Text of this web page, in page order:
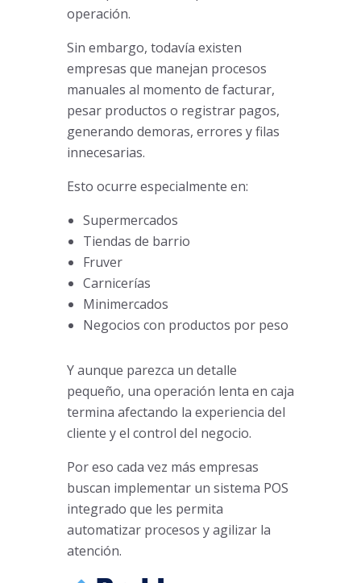
operación.
Sin embargo, todavía existen
empresas que manejan procesos
manuales al momento de facturar,
pesar productos o registrar pagos,
generando demoras, errores y filas
innecesarias.
Esto ocurre especialmente en:
Supermercados
Tiendas de barrio
Fruver
Carnicerías
Minimercados
Negocios con productos por peso
Y aunque parezca un detalle
pequeño, una operación lenta en caja
termina afectando la experiencia del
cliente y el control del negocio.
Por eso cada vez más empresas
buscan implementar un sistema POS
integrado que les permita
automatizar procesos y agilizar la
atención.